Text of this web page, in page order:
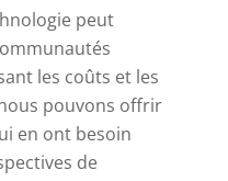
peut
les coûts et les
pouvons offrir
en ont besoin
de